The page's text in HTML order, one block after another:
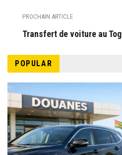
PROCHAIN ARTICLE
Transfert de voiture au
POPULAR